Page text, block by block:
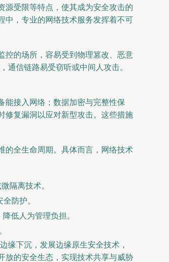
源受限等特点，使其成为安全攻击的
中，专业的网络技术服务发挥着不可
控的场所，容易受到物理篡改、恶意
通信链路易受窃听或中间人攻击。
能接入网络；数据加密与完整性保
修复漏洞以应对新型攻击。这些措施
的全生命周期。具体而言，网络技术
隔离技术。
防护。
低人为管理负担。
缘下沉，发展边缘原生安全技术，
放的安全生态，实现技术共享与威胁